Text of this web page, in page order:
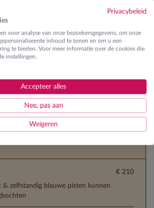
Privacybeleid
voor analyse van onze bezoekersgegevens, om onze
inhoud te tonen en om u een
te bieden. Voor meer informatie over de cookies die
instellingen.
Accepteer alles
Nee, pas aan
Weigeren
speelautomaten
aanwezig
& zelfstandig blauwe pisten kunnen
€ 210